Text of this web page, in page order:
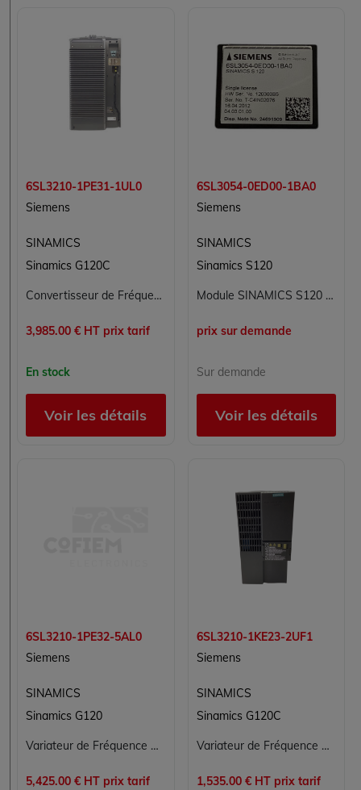
6SL3210-1PE31-1UL0
Siemens
SINAMICS
Sinamics G120C
Convertisseur de Fréquence SIEMENS 6SL3210-1PE31-1UL0 pour Applications Industrielles
3,985.00 € HT prix tarif
En stock
Voir les détails
6SL3054-0ED00-1BA0
Siemens
SINAMICS
Sinamics S120
Module SINAMICS S120 Single Motor Module SIEMENS 6SL3054-0ED00-1BA0
prix sur demande
Sur demande
Voir les détails
6SL3210-1PE32-5AL0
Siemens
SINAMICS
Sinamics G120
Variateur de Fréquence Siemens SINAMICS G120 6SL3210-1PE32-5AL0
5,425.00 € HT prix tarif
6SL3210-1KE23-2UF1
Siemens
SINAMICS
Sinamics G120C
Variateur de Fréquence SIEMENS 6SL3210-1KE23-2UF1 pour Applications en Électronique de Puissance
1,535.00 € HT prix tarif